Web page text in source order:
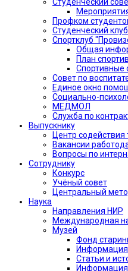
Профком
Студенческий клуб
Спортклуб
Общая
План
Спортивные
Совет по
Единое окно
Социально-
МЕДМОЛ
Служба по
Выпускнику
Центр содействия
Вакансии
Вопросы по
Сотруднику
Конкурс
Учёный совет
Центральный
Наука
Направления НИР
Международная
Музей
Фонд
Информация
Статьи и
Информация